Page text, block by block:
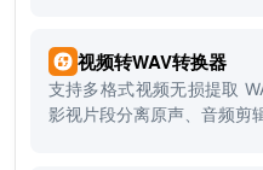
视频转WAV转换器
支持多格式视频无损提取
影视片段分离原声、音频剪